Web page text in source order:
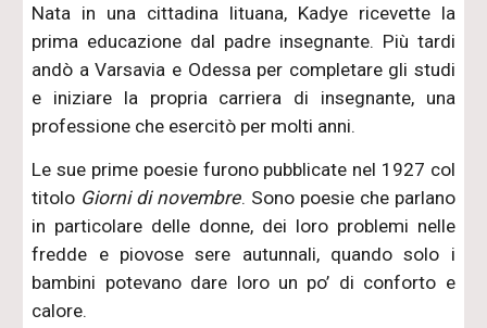
Nata in una cittadina lituana, Kadye ricevette la
prima educazione dal padre insegnante. Più tardi
andò a Varsavia e Odessa per completare gli studi
e iniziare la propria carriera di insegnante, una
professione che esercitò per molti anni.
Le sue prime poesie furono pubblicate nel 1927 col
titolo Giorni di novembre. Sono poesie che parlano
in particolare delle donne, dei loro problemi nelle
fredde e piovose sere autunnali, quando solo i
bambini potevano dare loro un po’ di conforto e
calore.